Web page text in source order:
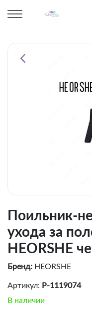
Поильник-
ухода за
HEORSHE
Бренд: HEORSHE
Артикул: P-1119074
В наличии